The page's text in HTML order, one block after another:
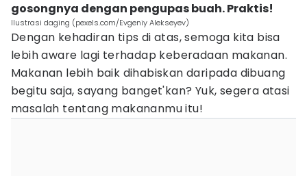
gosongnya dengan pengupas buah. Praktis!
Ilustrasi daging (pexels.com/Evgeniy Alekseyev)
Dengan kehadiran tips di atas, semoga kita bisa
lebih aware lagi terhadap keberadaan makanan.
Makanan lebih baik dihabiskan daripada dibuang
begitu saja, sayang banget'kan? Yuk, segera atasi
masalah tentang makananmu itu!